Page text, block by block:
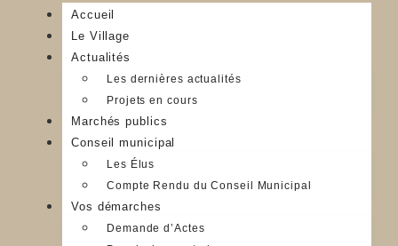
Accueil
Le Village
Actualités
Les dernières actualités
Projets en cours
Marchés publics
Conseil municipal
Les Élus
Compte Rendu du Conseil Municipal
Vos démarches
Demande d’Actes